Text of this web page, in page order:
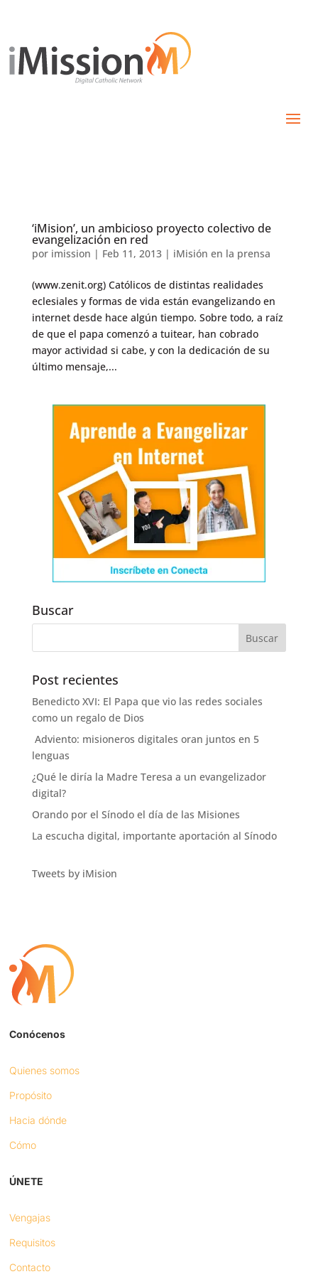
‘iMision’, un ambicioso proyecto colectivo de
evangelización en red
por imission | Feb 11, 2013| iMisión en la prensa
(www.zenit.org) Católicos de distintas realidades
eclesiales y formas de vida están evangelizando en
internet desde hace algún tiempo. Sobre todo, a raíz
de que el papa comenzó a tuitear, han cobrado
mayor actividad si cabe, y con la dedicación de su
último mensaje,...
Buscar
Post recientes
Benedicto XVI: El Papa que vio las redes sociales
como un regalo de Dios
Adviento: misioneros digitales oran juntos en 5
lenguas
¿Qué le diría la Madre Teresa a un evangelizador
digital?
Orando por el Sínodo el día de las Misiones
La escucha digital, importante aportación al Sínodo
Tweets by iMision
Conócenos
Quienes somos
Propósito
Hacia dónde
Cómo
ÚNETE
Vengajas
Requisitos
Contacto